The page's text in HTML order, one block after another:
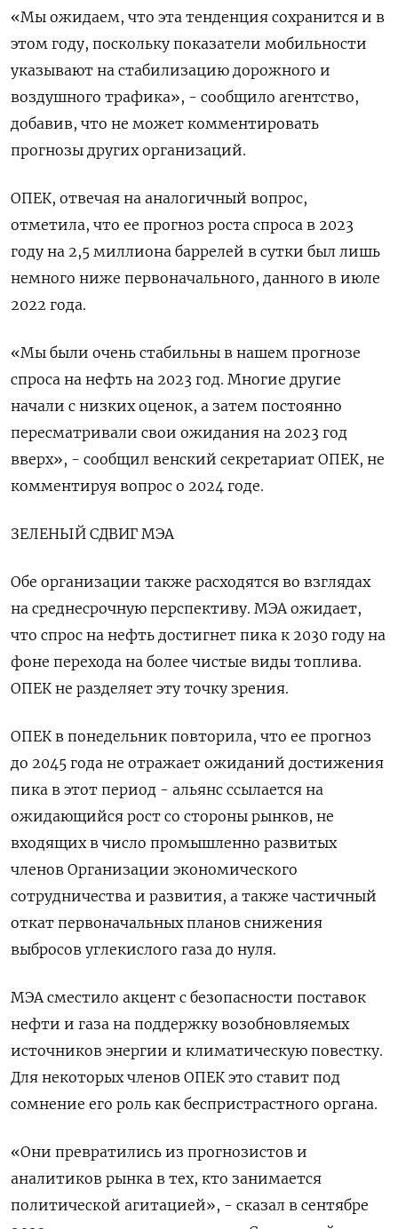
«Мы ожидаем, что эта тенденция сохранится и в
этом году, поскольку показатели мобильности
указывают на стабилизацию дорожного и
воздушного трафика», - сообщило агентство,
добавив, что не может комментировать
прогнозы других организаций.
ОПЕК, отвечая на аналогичный вопрос,
отметила, что ее прогноз роста спроса в 2023
году на 2,5 миллиона баррелей в сутки был лишь
немного ниже первоначального, данного в июле
2022 года.
«Мы были очень стабильны в нашем прогнозе
спроса на нефть на 2023 год. Многие другие
начали с низких оценок, а затем постоянно
пересматривали свои ожидания на 2023 год
вверх», - сообщил венский секретариат ОПЕК, не
комментируя вопрос о 2024 годе.
ЗЕЛЕНЫЙ СДВИГ МЭА
Обе организации также расходятся во взглядах
на среднесрочную перспективу. МЭА ожидает,
что спрос на нефть достигнет пика к 2030 году на
фоне перехода на более чистые виды топлива.
ОПЕК не разделяет эту точку зрения.
ОПЕК в понедельник повторила, что ее прогноз
до 2045 года не отражает ожиданий достижения
пика в этот период - альянс ссылается на
ожидающийся рост со стороны рынков, не
входящих в число промышленно развитых
членов Организации экономического
сотрудничества и развития, а также частичный
откат первоначальных планов снижения
выбросов углекислого газа до нуля.
МЭА сместило акцент с безопасности поставок
нефти и газа на поддержку возобновляемых
источников энергии и климатическую повестку.
Для некоторых членов ОПЕК это ставит под
сомнение его роль как беспристрастного органа.
«Они превратились из прогнозистов и
аналитиков рынка в тех, кто занимается
политической агитацией», - сказал в сентябре